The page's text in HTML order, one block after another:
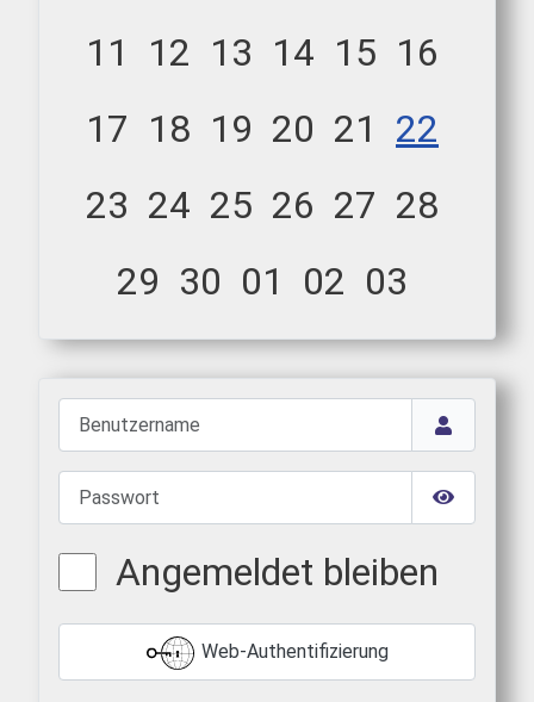
11
12 13 14 15 16
17 18 19 20 21
22
23 24 25 26 27 28
29 30 01 02 03
Benutzername
Passwort
Passwort
Angemeldet bleiben
Web-Authentifizierung